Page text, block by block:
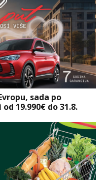
sada po
19.990€ do 31.8.